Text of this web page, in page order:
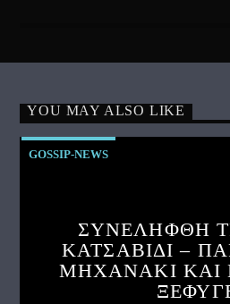
YOU MAY ALSO LIKE
GOSSIP-NEWS
ΣΥΝΕΛΗΦΘΗ
ΚΑΤΣΑΒΙΔΙ –
ΜΗΧΑΝΑΚΙ ΚΑΙ